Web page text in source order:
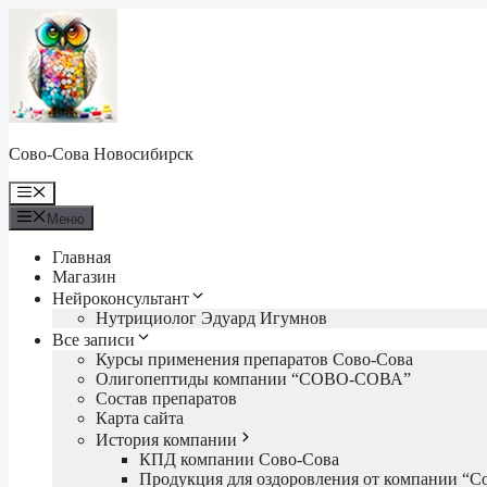
Перейти
содержимому
Сово-Сова Новосибирск
Меню
Меню
Главная
Магазин
Нейроконсультант
Нутрициолог Эдуард Игумнов
Все записи
Курсы применения препаратов Сово-Сова
Олигопептиды компании “СОВО-СОВА”
Состав препаратов
Карта сайта
История компании
КПД компании Сово-Сова
Продукция для оздоровления от компании